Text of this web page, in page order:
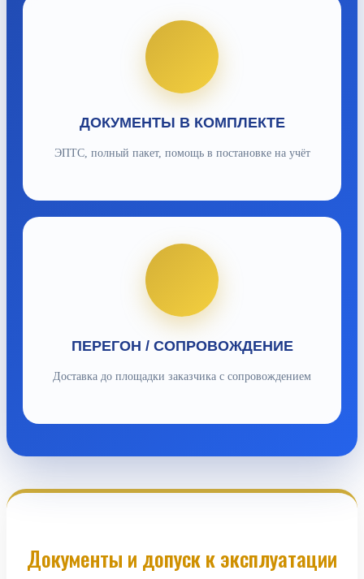
ДОКУМЕНТЫ В КОМПЛЕКТЕ
ЭПТС, полный пакет, помощь в постановке на учёт
ПЕРЕГОН / СОПРОВОЖДЕНИЕ
Доставка до площадки заказчика с сопровождением
Документы и допуск к эксплуатации